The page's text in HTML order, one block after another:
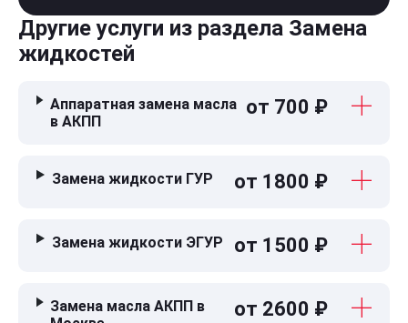
Другие услуги из раздела Замена
жидкостей
Аппаратная замена масла
в АКПП
от 700 ₽
Замена жидкости ГУР от 1800 ₽
Замена жидкости ЭГУР от 1500 ₽
Замена масла АКПП в
от 2600 ₽